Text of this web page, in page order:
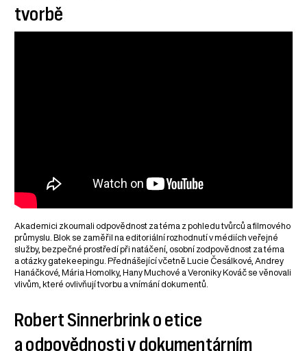
tvorbě
Akademici zkoumali odpovědnost za téma z pohledu tvůrců a filmového
průmyslu. Blok se zaměřil na editoriální rozhodnutí v médiích veřejné
služby, bezpečné prostředí při natáčení, osobní zodpovědnost za téma
a otázky gatekeepingu. Přednášející včetně Lucie Česálkové, Andrey
Hanáčkové, Mária Homolky, Hany Muchové a Veroniky Kováč se věnovali
vlivům, které ovlivňují tvorbu a vnímání dokumentů.
Robert Sinnerbrink o etice
a odpovědnosti v dokumentárním